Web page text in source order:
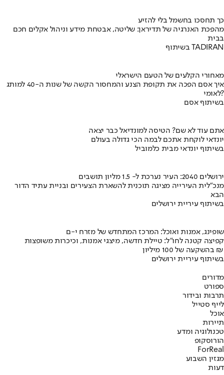
כך תחסכו בחשמל בלי להזיע
מהפכת האנרגיה של תדיראן: שליטה, אבטחת מידע וניהול אקלים חכם
בבית
בשיתוף TADIRAN
מאחורי הקלעים של הטעם הישראלי
איך אסם הפכה את תקופת הצנע והמחסור הקשה של שנות ה-40 למותג
לאומי?
בשיתוף אסם
אתם עוד לא שם? הטיסה למונדיאל כבר יצאה
יונדאי לוקחת אתכם לבמה הכי גדולה בעולם
בשיתוף יונדאי מבית כלמוביל
ירושלים 2040: העיר נערכת ל- 1.5 מליון תושבים
מנכ"לית העירייה מציגה תוכנית להשארת הצעירים ובניית עתיד הדור
הבא
בשיתוף עיריית ירושלים
שופינג, אמנות ואוכל: המרכז המתחדש של מזרח י-ם
קפיצה קטנה לחו"ל: טיילת חדשה, מיצגי אמנות, וכיכרות משופצות
בהשקעה של 100 מיליון ₪
בשיתוף עיריית ירושלים
מדורים
ספורט
תרבות ובידור
לייף סטייל
אוכל
תיירות
טכנולוגיה ומדע
הורוסקופ
ForReal
מגזין השבוע
דעות